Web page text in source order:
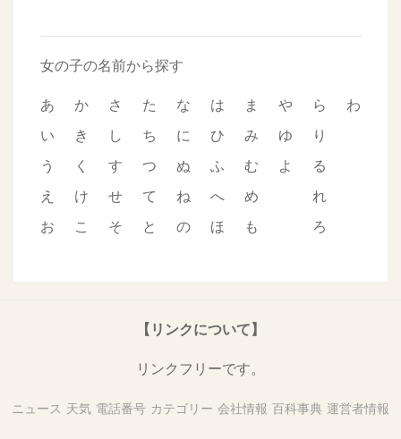
女の子の名前から探す
あ
い
う
え
お
か
き
く
け
こ
さ
し
す
せ
そ
た
ち
つ
て
と
な
に
ぬ
ね
の
は
ひ
ふ
へ
ほ
ま
み
む
め
も
や
ゆ
よ
ら
り
る
れ
ろ
わ
【リンクについて】
リンクフリーです。
ニュース 天気 電話番号 カテゴリー 会社情報 百科事典 運営者情報